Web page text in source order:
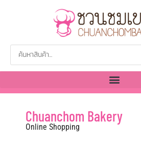
Chuanchom Bakery
Online Shopping